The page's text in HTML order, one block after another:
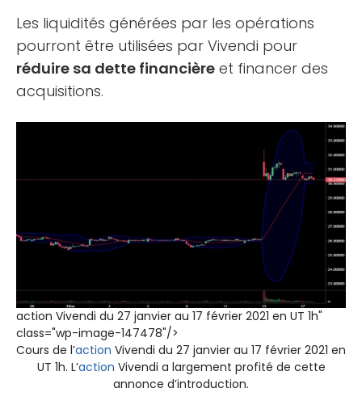
Les liquidités générées par les opérations
pourront être utilisées par Vivendi pour
réduire sa dette financière et financer des
acquisitions.
action Vivendi du 27 janvier au 17 février 2021 en UT 1h"
class="wp-image-147478"/>
Cours de l’action Vivendi du 27 janvier au 17 février 2021 en
UT 1h. L’action Vivendi a largement profité de cette
annonce d’introduction.